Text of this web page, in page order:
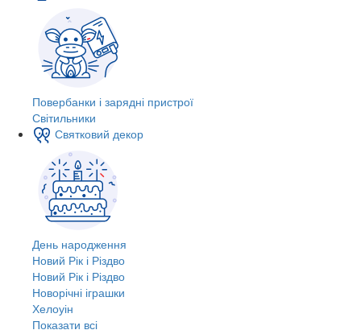
Повербанки і зарядні пристрої
Світильники
Святковий декор
День народження
Новий Рік і Різдво
Новий Рік і Різдво
Новорічні іграшки
Хелоуін
Показати всі